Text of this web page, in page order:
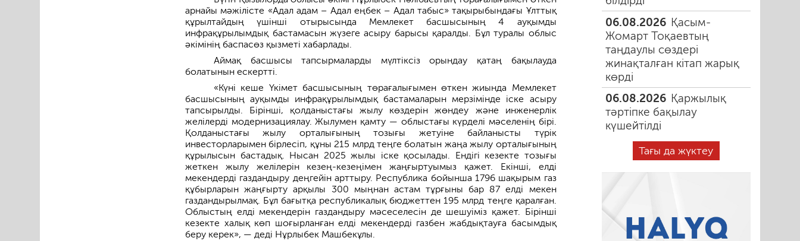
арнайы мәжілісте «Адал адам – Адал еңбек – Адал табыс» тақырыбындағы Ұлттық
құрылтайдың үшінші отырысында Мемлекет басшысының 4 ауқымды
инфрақұрылымдық бастамасын жүзеге асыру барысы қаралды. Бұл туралы облыс
әкімінің баспасөз қызметі хабарлады.
Аймақ басшысы тапсырмаларды мүлтіксіз орындау қатаң бақылауда
болатынын ескертті.
«Күні кеше Үкімет басшысының төрағалығымен өткен жиында Мемлекет
басшысының ауқымды инфрақұрылымдық бастамаларын мерзімінде іске асыру
тапсырылды. Бірінші, қолданыстағы жылу көздерін жөндеу және инженерлік
желілерді модернизациялау. Жылумен қамту — облыстағы күрделі мәселенің бірі.
Қолданыстағы жылу орталығының тозығы жетуіне байланысты түрік
инвесторларымен бірлесіп, құны 215 млрд теңге болатын жаңа жылу орталығының
құрылысын бастадық. Нысан 2025 жылы іске қосылады. Ендігі кезекте тозығы
жеткен жылу желілерін кезең-кезеңімен жаңғыртуымыз қажет. Екінші, елді
мекендерді газдандыру деңгейін арттыру. Республика бойынша 1796 шақырым газ
құбырларын жаңғырту арқылы 300 мыңнан астам тұрғыны бар 87 елді мекен
газдандырылмақ. Бұл бағытқа республикалық бюджеттен 195 млрд теңге қаралған.
Облыстың елді мекендерін газдандыру мәсеселесін де шешуіміз қажет. Бірінші
кезекте халық көп шоғырланған елді мекендерді газбен жабдықтауға басымдық
беру керек», — деді Нұрлыбек Машбекұлы.
06.08.2026 Қасым-
Жомарт Тоқаевтың
таңдаулы сөздері
жинақталған кітап жарық
көрді
06.08.2026 Қаржылық
тәртіпке бақылау
күшейтілді
Тағы да жүктеу